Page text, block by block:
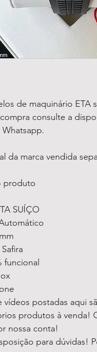
de maquinário ETA
consulte a
da marca vendida
produto
SUÍÇO
funcional
vídeos postadas aqui
produtos à venda!
nossa conta!
para dúvidas!